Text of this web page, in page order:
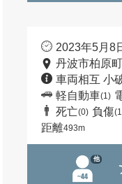
2023年5月8
丹波市柏原
車両相互 小
軽自動車(1)
死亡(0) 負傷
距離493m
他